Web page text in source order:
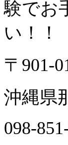
〒901-
沖縄県
098-